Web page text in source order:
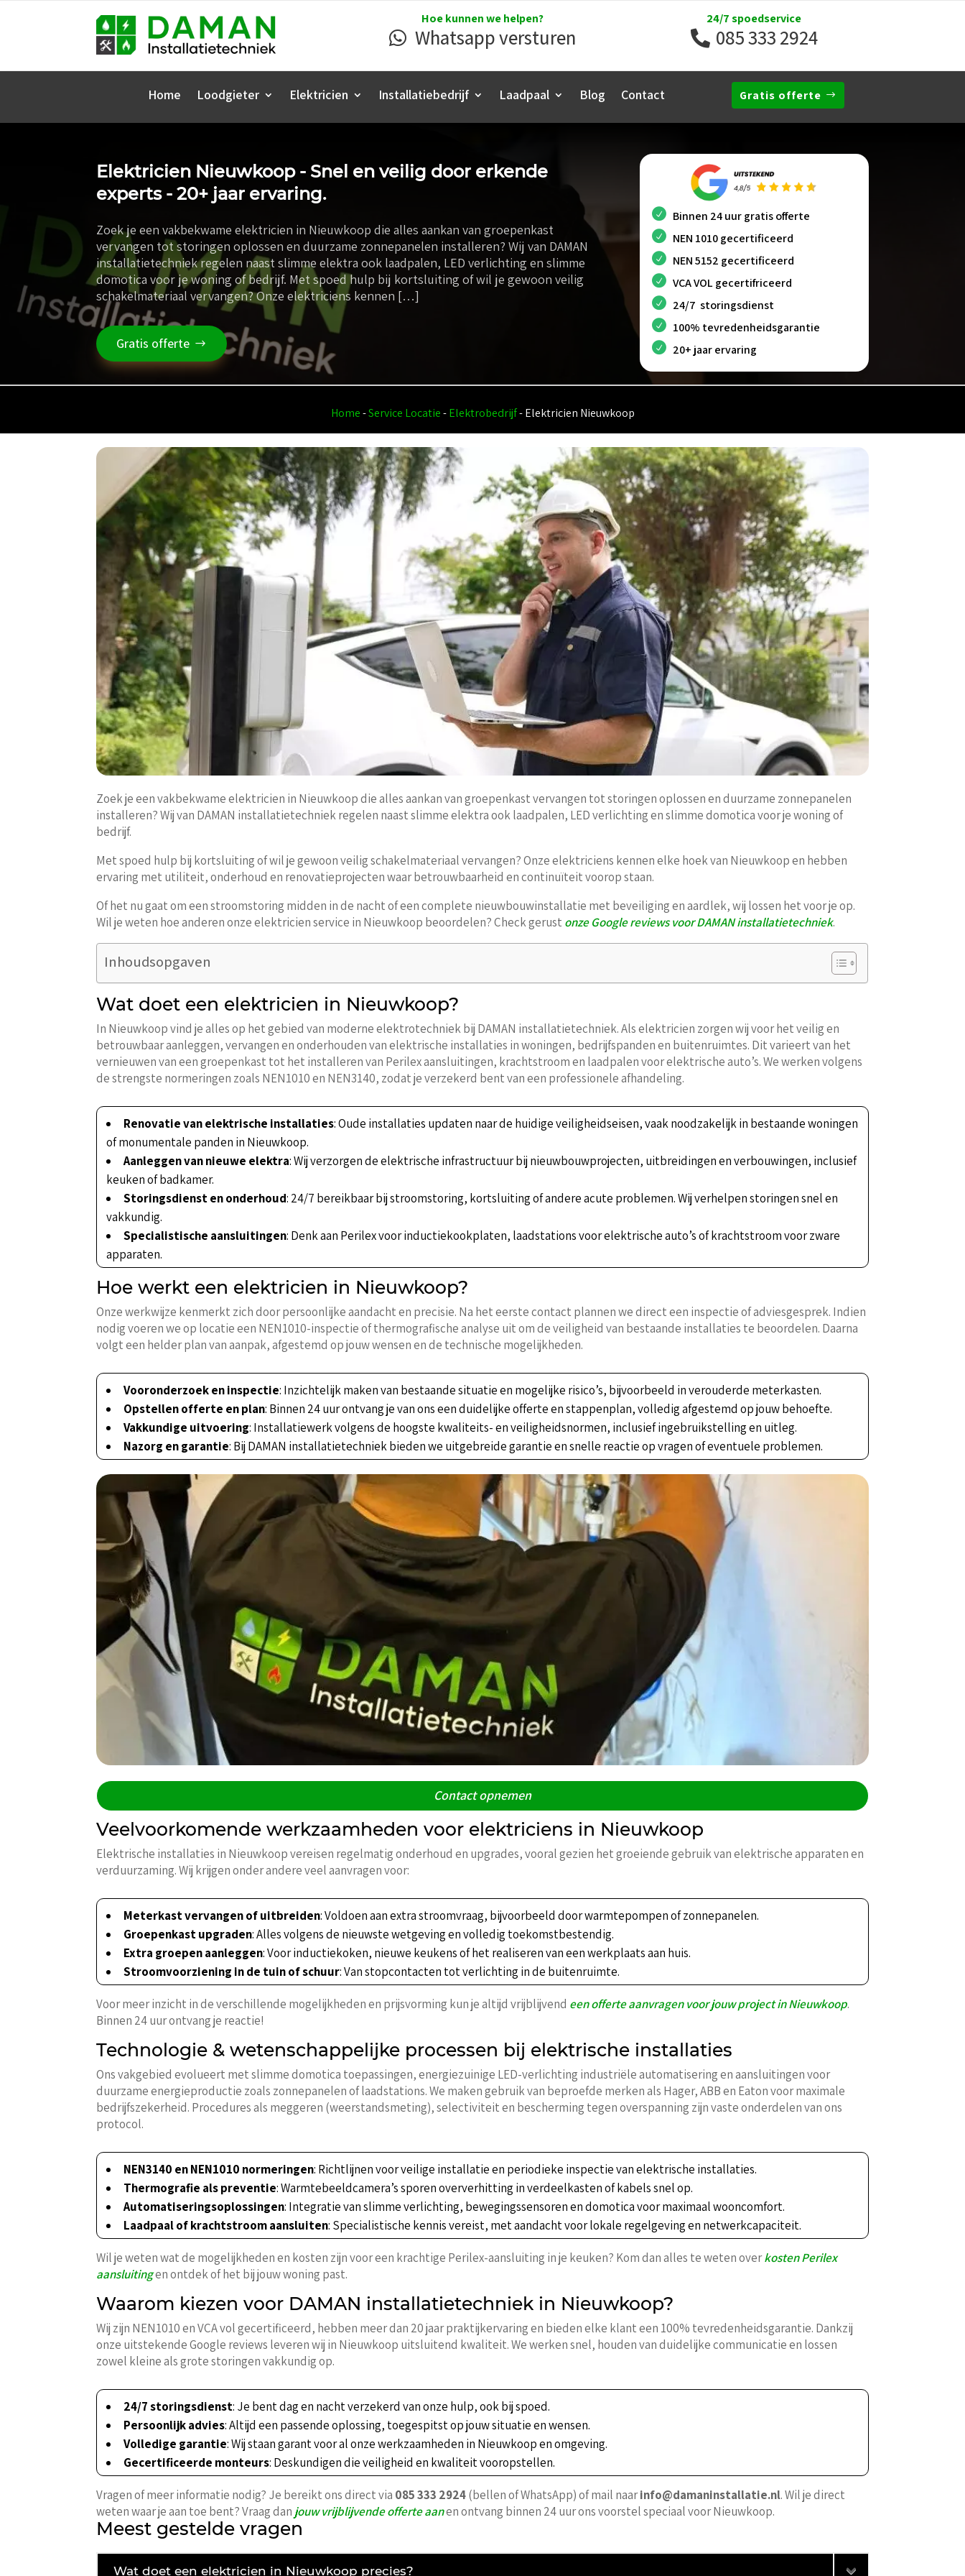
Hoe kunnen we helpen?
Whatsapp versturen
24/7 spoedservice
085 333 2924
Home Loodgieter Elektricien Installatiebedrijf Laadpaal Blog Contact Gratis offerte
Elektricien Nieuwkoop - Snel en veilig door erkende
experts - 20+ jaar ervaring.
Zoek je een vakbekwame elektricien in Nieuwkoop die alles aankan van groepenkast
vervangen tot storingen oplossen en duurzame zonnepanelen installeren? Wij van DAMAN
installatietechniek regelen naast slimme elektra ook laadpalen, LED verlichting en slimme
domotica voor je woning of bedrijf. Met spoed hulp bij kortsluiting of wil je gewoon veilig
schakelmateriaal vervangen? Onze elektriciens kennen […]
Gratis offerte
Binnen 24 uur gratis offerte
NEN 1010 gecertificeerd
NEN 5152 gecertificeerd
VCA VOL gecertifriceerd
24/7 storingsdienst
100% tevredenheidsgarantie
20+ jaar ervaring
Home-Service Locatie-Elektrobedrijf-Elektricien Nieuwkoop
Zoek je een vakbekwame elektricien in Nieuwkoop die alles aankan van groepenkast vervangen tot storingen oplossen en duurzame zonnepanelen
installeren? Wij van DAMAN installatietechniek regelen naast slimme elektra ook laadpalen, LED verlichting en slimme domotica voor je woning of
bedrijf.
Met spoed hulp bij kortsluiting of wil je gewoon veilig schakelmateriaal vervangen? Onze elektriciens kennen elke hoek van Nieuwkoop en hebben
ervaring met utiliteit, onderhoud en renovatieprojecten waar betrouwbaarheid en continuïteit voorop staan.
Of het nu gaat om een stroomstoring midden in de nacht of een complete nieuwbouwinstallatie met beveiliging en aardlek, wij lossen het voor je op.
Wil je weten hoe anderen onze elektricien service in Nieuwkoop beoordelen? Check gerust onze Google reviews voor DAMAN installatietechniek.
Inhoudsopgaven
Wat doet een elektricien in Nieuwkoop?
In Nieuwkoop vind je alles op het gebied van moderne elektrotechniek bij DAMAN installatietechniek. Als elektricien zorgen wij voor het veilig en
betrouwbaar aanleggen, vervangen en onderhouden van elektrische installaties in woningen, bedrijfspanden en buitenruimtes. Dit varieert van het
vernieuwen van een groepenkast tot het installeren van Perilex aansluitingen, krachtstroom en laadpalen voor elektrische auto’s. We werken volgens
de strengste normeringen zoals NEN1010 en NEN3140, zodat je verzekerd bent van een professionele afhandeling.
Renovatie van elektrische installaties: Oude installaties updaten naar de huidige veiligheidseisen, vaak noodzakelijk in bestaande woningen
of monumentale panden in Nieuwkoop.
Aanleggen van nieuwe elektra: Wij verzorgen de elektrische infrastructuur bij nieuwbouwprojecten, uitbreidingen en verbouwingen, inclusief
keuken of badkamer.
Storingsdienst en onderhoud: 24/7 bereikbaar bij stroomstoring, kortsluiting of andere acute problemen. Wij verhelpen storingen snel en
vakkundig.
Specialistische aansluitingen: Denk aan Perilex voor inductiekookplaten, laadstations voor elektrische auto’s of krachtstroom voor zware
apparaten.
Hoe werkt een elektricien in Nieuwkoop?
Onze werkwijze kenmerkt zich door persoonlijke aandacht en precisie. Na het eerste contact plannen we direct een inspectie of adviesgesprek. Indien
nodig voeren we op locatie een NEN1010-inspectie of thermografische analyse uit om de veiligheid van bestaande installaties te beoordelen. Daarna
volgt een helder plan van aanpak, afgestemd op jouw wensen en de technische mogelijkheden.
Vooronderzoek en inspectie: Inzichtelijk maken van bestaande situatie en mogelijke risico’s, bijvoorbeeld in verouderde meterkasten.
Opstellen offerte en plan: Binnen 24 uur ontvang je van ons een duidelijke offerte en stappenplan, volledig afgestemd op jouw behoefte.
Vakkundige uitvoering: Installatiewerk volgens de hoogste kwaliteits- en veiligheidsnormen, inclusief ingebruikstelling en uitleg.
Nazorg en garantie: Bij DAMAN installatietechniek bieden we uitgebreide garantie en snelle reactie op vragen of eventuele problemen.
Contact opnemen
Veelvoorkomende werkzaamheden voor elektriciens in Nieuwkoop
Elektrische installaties in Nieuwkoop vereisen regelmatig onderhoud en upgrades, vooral gezien het groeiende gebruik van elektrische apparaten en
verduurzaming. Wij krijgen onder andere veel aanvragen voor:
Meterkast vervangen of uitbreiden: Voldoen aan extra stroomvraag, bijvoorbeeld door warmtepompen of zonnepanelen.
Groepenkast upgraden: Alles volgens de nieuwste wetgeving en volledig toekomstbestendig.
Extra groepen aanleggen: Voor inductiekoken, nieuwe keukens of het realiseren van een werkplaats aan huis.
Stroomvoorziening in de tuin of schuur: Van stopcontacten tot verlichting in de buitenruimte.
Voor meer inzicht in de verschillende mogelijkheden en prijsvorming kun je altijd vrijblijvend een offerte aanvragen voor jouw project in Nieuwkoop.
Binnen 24 uur ontvang je reactie!
Technologie & wetenschappelijke processen bij elektrische installaties
Ons vakgebied evolueert met slimme domotica toepassingen, energiezuinige LED-verlichting industriële automatisering en aansluitingen voor
duurzame energieproductie zoals zonnepanelen of laadstations. We maken gebruik van beproefde merken als Hager, ABB en Eaton voor maximale
bedrijfszekerheid. Procedures als meggeren (weerstandsmeting), selectiviteit en bescherming tegen overspanning zijn vaste onderdelen van ons
protocol.
NEN3140 en NEN1010 normeringen: Richtlijnen voor veilige installatie en periodieke inspectie van elektrische installaties.
Thermografie als preventie: Warmtebeeldcamera’s sporen oververhitting in verdeelkasten of kabels snel op.
Automatiseringsoplossingen: Integratie van slimme verlichting, bewegingssensoren en domotica voor maximaal wooncomfort.
Laadpaal of krachtstroom aansluiten: Specialistische kennis vereist, met aandacht voor lokale regelgeving en netwerkcapaciteit.
Wil je weten wat de mogelijkheden en kosten zijn voor een krachtige Perilex-aansluiting in je keuken? Kom dan alles te weten overkosten Perilex
aansluitingen ontdek of het bij jouw woning past.
Waarom kiezen voor DAMAN installatietechniek in Nieuwkoop?
Wij zijn NEN1010 en VCA vol gecertificeerd, hebben meer dan 20 jaar praktijkervaring en bieden elke klant een 100% tevredenheidsgarantie. Dankzij
onze uitstekende Google reviews leveren wij in Nieuwkoop uitsluitend kwaliteit. We werken snel, houden van duidelijke communicatie en lossen
zowel kleine als grote storingen vakkundig op.
24/7 storingsdienst: Je bent dag en nacht verzekerd van onze hulp, ook bij spoed.
Persoonlijk advies: Altijd een passende oplossing, toegespitst op jouw situatie en wensen.
Volledige garantie: Wij staan garant voor al onze werkzaamheden in Nieuwkoop en omgeving.
Gecertificeerde monteurs: Deskundigen die veiligheid en kwaliteit vooropstellen.
Vragen of meer informatie nodig? Je bereikt ons direct via 085 333 2924(bellen of WhatsApp) of mail naarinfo@damaninstallatie.nl. Wil je direct
weten waar je aan toe bent? Vraag dan jouw vrijblijvende offerte aanen ontvang binnen 24 uur ons voorstel speciaal voor Nieuwkoop.
Meest gestelde vragen
Wat doet een elektricien in Nieuwkoop precies?